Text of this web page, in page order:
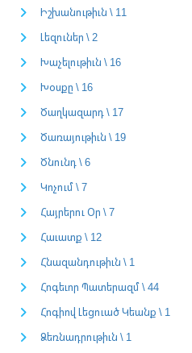
Իշխանութիւն \ 11
Լեզուներ \ 2
Խաչելութիւն \ 16
Խօսքը \ 16
Ծաղկազարդ \ 17
Ծառայութիւն \ 19
Ծնունդ \ 6
Կոչում \ 7
Հայրերու Օր \ 7
Հաւատք \ 12
Հնազանդութիւն \ 1
Հոգեւոր Պատերազմ \ 44
Հոգիով Լեցուած Կեանք \ 1
Ձեռնադրութիւն \ 1